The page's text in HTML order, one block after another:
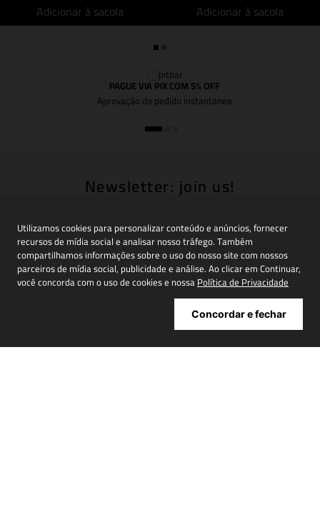
Utilizamos cookies para personalizar conteúdo e anúncios, fornecer
recursos de mídia social e analisar nosso tráfego. Também
compartilhamos informações sobre o uso do nosso site com nossos
parceiros de mídia social, publicidade e análise. Ao clicar em Continuar,
você concorda com o uso de cookies e nossaPolítica de Privacidade
Concordar e fechar
Adicionar à sacola Adicionar à sacola
PAGUE VIA PIX COM 5% OFF
Aprovação do pedido instantânea
Newsletter: join us!
novidades, promoções e muito mais